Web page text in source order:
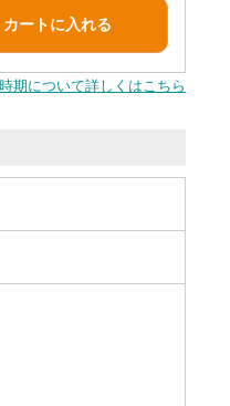
カートに入れる
期について詳しくはこちら